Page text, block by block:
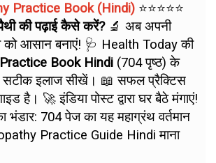
Practice Book (Hindi) ⭐⭐⭐⭐⭐
की पढ़ाई कैसे करें?🔬 अब अपनी
को आसान बनाएं! 🩺 Health Today की
Book Hindi (704 पृष्ठ) के
सटीक इलाज सीखें। 📖 सफल प्रैक्टिस
है। 🚀 इंडिया पोस्ट द्वारा घर बैठे मंगाएं!
भंडार: 704 पेज का यह महाग्रंथ वर्तमान
Practice Guide Hindi माना